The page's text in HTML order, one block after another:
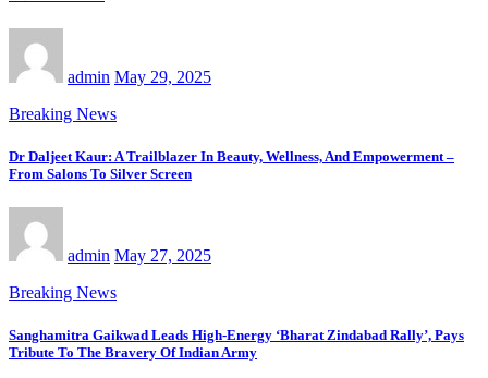
admin May 29, 2025
Breaking News
Dr Daljeet Kaur: A Trailblazer In Beauty, Wellness, And Empowerment –
From Salons To Silver Screen
admin May 27, 2025
Breaking News
Sanghamitra Gaikwad Leads High-Energy ‘Bharat Zindabad Rally’, Pays
Tribute To The Bravery Of Indian Army